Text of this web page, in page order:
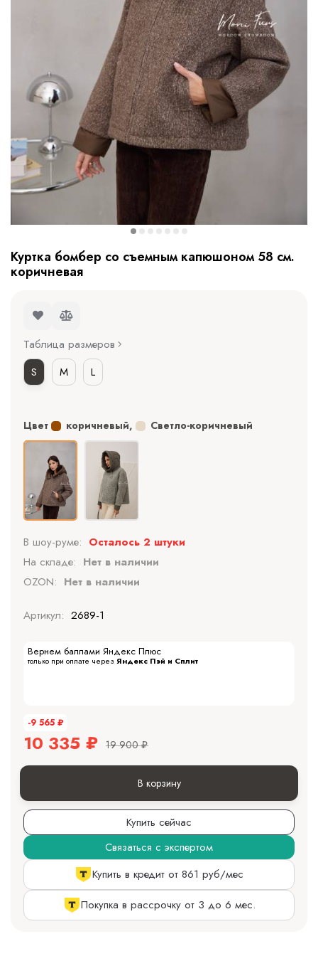
Куртка бомбер со съемным капюшоном 58 см.
коричневая
Таблица размеров
S
M L
Цвет коричневый, Светло-коричневый
В шоу-руме: Осталось 2 штуки
На складе: Нет в наличии
OZON: Нет в наличии
Артикул: 2689-1
Вернем баллами Яндекс Плюс
только при оплате через Яндекс Пэй и Сплит
-9 565 ₽
10 335 ₽ 19 900 ₽
В корзину
Купить сейчас
Связаться с экспертом
Купить в кредит от 861 руб/мес
Покупка в рассрочку от 3 до 6 мес.